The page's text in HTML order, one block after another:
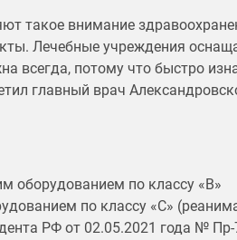
такое внимание
Лечебные учреждения
всегда, потому что быстро
главный врач
оборудованием по классу «В»
по классу «С»
РФ от 02.05.2021 года № Пр-